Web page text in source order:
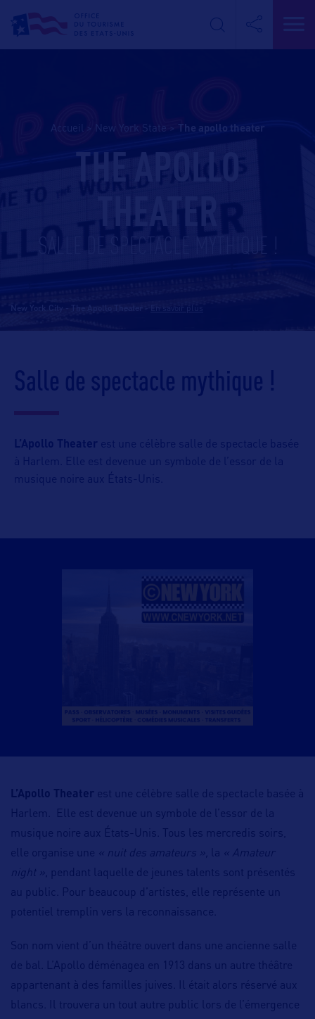
Accueil New York State the apollo theater
THE APOLLO
THEATER
SALLE DE SPECTACLE MYTHIQUE !
New York City - The Apollo Theater
Salle de spectacle mythique !
L’Apollo Theater est une célèbre salle de spectacle basée
à Harlem. Elle est devenue un symbole de l’essor de la
musique noire aux États-Unis.
L’Apollo Theater est une célèbre salle de spectacle basée à
Harlem. Elle est devenue un symbole de l’essor de la
musique noire aux États-Unis. Tous les mercredis soirs,
elle organise une
« nuit des amateurs », la « Amateur
night »,
pendant laquelle de jeunes talents sont présentés
au public. Pour beaucoup d’artistes, elle représente un
potentiel tremplin vers la reconnaissance.
Son nom vient d’un théâtre ouvert dans une ancienne salle
de bal. L’Apollo déménagea en 1913 dans un autre théâtre
appartenant à des familles juives. Il était alors réservé aux
blancs. Il trouvera un tout autre public lors de l’émergence